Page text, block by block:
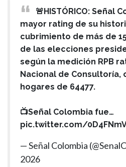
🚨HISTÓRICO: Señal
mayor rating de su
cubrimiento de más de
de las elecciones
según la medición RPB
Nacional de Consultoría,
hogares de 64477.
📺Señal Colombia fue…
pic.twitter.com/
— Señal Colombia
2026